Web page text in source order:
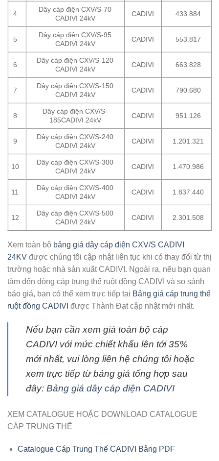
4
Dây cáp điện CXV/S-70
CADIVI 24kV
CADIVI 433.884
5
Dây cáp điện CXV/S-95
CADIVI 24kV
CADIVI 553.817
6
Dây cáp điện CXV/S-120
CADIVI 24kV
CADIVI 663.828
7
Dây cáp điện CXV/S-150
CADIVI 24kV
CADIVI 790.680
8
Dây cáp điện CXV/S-
185CADIVI 24kV
CADIVI 951.126
9
Dây cáp điện CXV/S-240
CADIVI 24kV
CADIVI 1.201.321
10
Dây cáp điện CXV/S-300
CADIVI 24kV
CADIVI 1.470.986
11
Dây cáp điện CXV/S-400
CADIVI 24kV
CADIVI 1.837.440
12
Dây cáp điện CXV/S-500
CADIVI 24kV
CADIVI 2.301.508
Xem toàn bộ bảng giá dây cáp điện CXV/S CADIVI
24KV được chúng tôi cập nhật liên tục khi có thay đổi từ thị
trường hoặc nhà sản xuất CADIVI. Ngoài ra, nếu bạn quan
tâm đến dòng cáp trung thế ruột đồng CADIVI và so sánh
báo giá, bạn có thể xem trực tiếp tại Bảng giá cáp trung thế
ruột đồng CADIVI được Thành Đạt cập nhật mới nhất.
Nếu bạn cần xem giá toàn bộ cáp
CADIVI với mức chiết khấu lên tới 35%
mới nhất, vui lòng liên hệ chúng tôi hoặc
xem trực tiếp từ bảng giá tổng hợp sau
đây: Bảng giá dây cáp điện CADIVI
XEM CATALOGUE HOẶC DOWNLOAD CATALOGUE
CÁP TRUNG THẾ
Catalogue Cáp Trung Thế CADIVI Bảng PDF